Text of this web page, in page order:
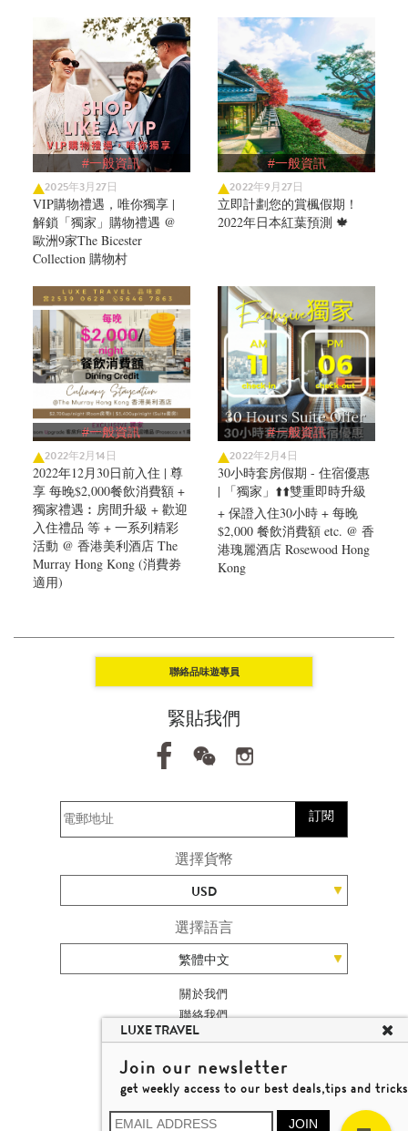
#一般資訊
2025年3月27日
VIP購物禮遇，唯你獨享 |
解鎖「獨家」購物禮遇 @
歐洲9家The Bicester
Collection 購物村
#一般資訊
2022年9月27日
立即計劃您的賞楓假期！
2022年日本紅葉預測 🍁
#一般資訊
2022年2月14日
2022年12月30日前入住 | 尊
享 每晚$2,000餐飲消費額 +
獨家禮遇︰房間升級 + 歡迎
入住禮品 等 + 一系列精彩
活動 @ 香港美利酒店 The
Murray Hong Kong (消費劵
適用)
#一般資訊
2022年2月4日
30小時套房假期 - 住宿優惠
| 「獨家」⬆️⬆️雙重即時升級
+ 保證入住30小時 + 每晚
$2,000 餐飲消費額 etc. @ 香
港瑰麗酒店 Rosewood Hong
Kong
聯絡品味遊專員
緊貼我們
訂閱
選擇貨幣
USD
選擇語言
繁體中文
關於我們
聯絡我們
加入我們
旅遊網站地圖
楊廸深品味遊
© 2026 品味遊有限公司
LUXE TRAVEL
Join our newsletter
get weekly access to our best deals,tips and tricks
JOIN